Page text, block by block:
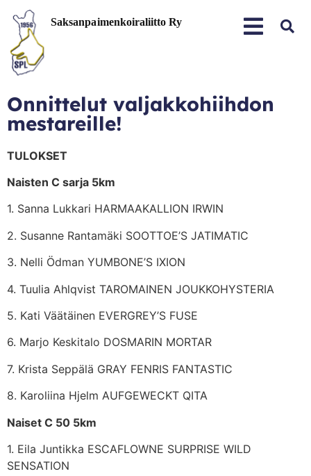
Onnittelut valjakkohiihdon
mestareille!
TULOKSET
Naisten C sarja 5km
1. Sanna Lukkari HARMAAKALLION IRWIN
2. Susanne Rantamäki SOOTTOE’S JATIMATIC
3. Nelli Ödman YUMBONE’S IXION
4. Tuulia Ahlqvist TAROMAINEN JOUKKOHYSTERIA
5. Kati Väätäinen EVERGREY’S FUSE
6. Marjo Keskitalo DOSMARIN MORTAR
7. Krista Seppälä GRAY FENRIS FANTASTIC
8. Karoliina Hjelm AUFGEWECKT QITA
Naiset C 50 5km
1. Eila Juntikka ESCAFLOWNE SURPRISE WILD
SENSATION